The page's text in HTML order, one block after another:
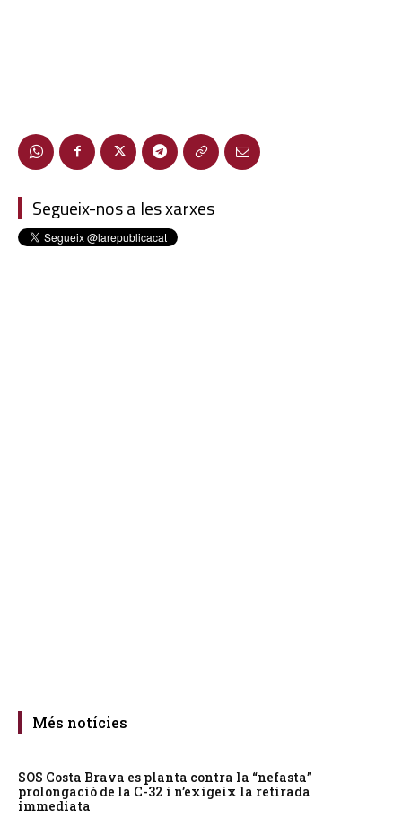
Segueix-nos a les xarxes
Més notícies
SOS Costa Brava es planta contra la “nefasta”
prolongació de la C-32 i n’exigeix la retirada
immediata